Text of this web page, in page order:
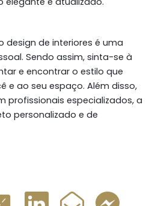
design de interiores é uma
Sendo assim, sinta-se à
e encontrar o estilo que
e ao seu espaço. Além disso,
profissionais especializados, a
personalizado e de